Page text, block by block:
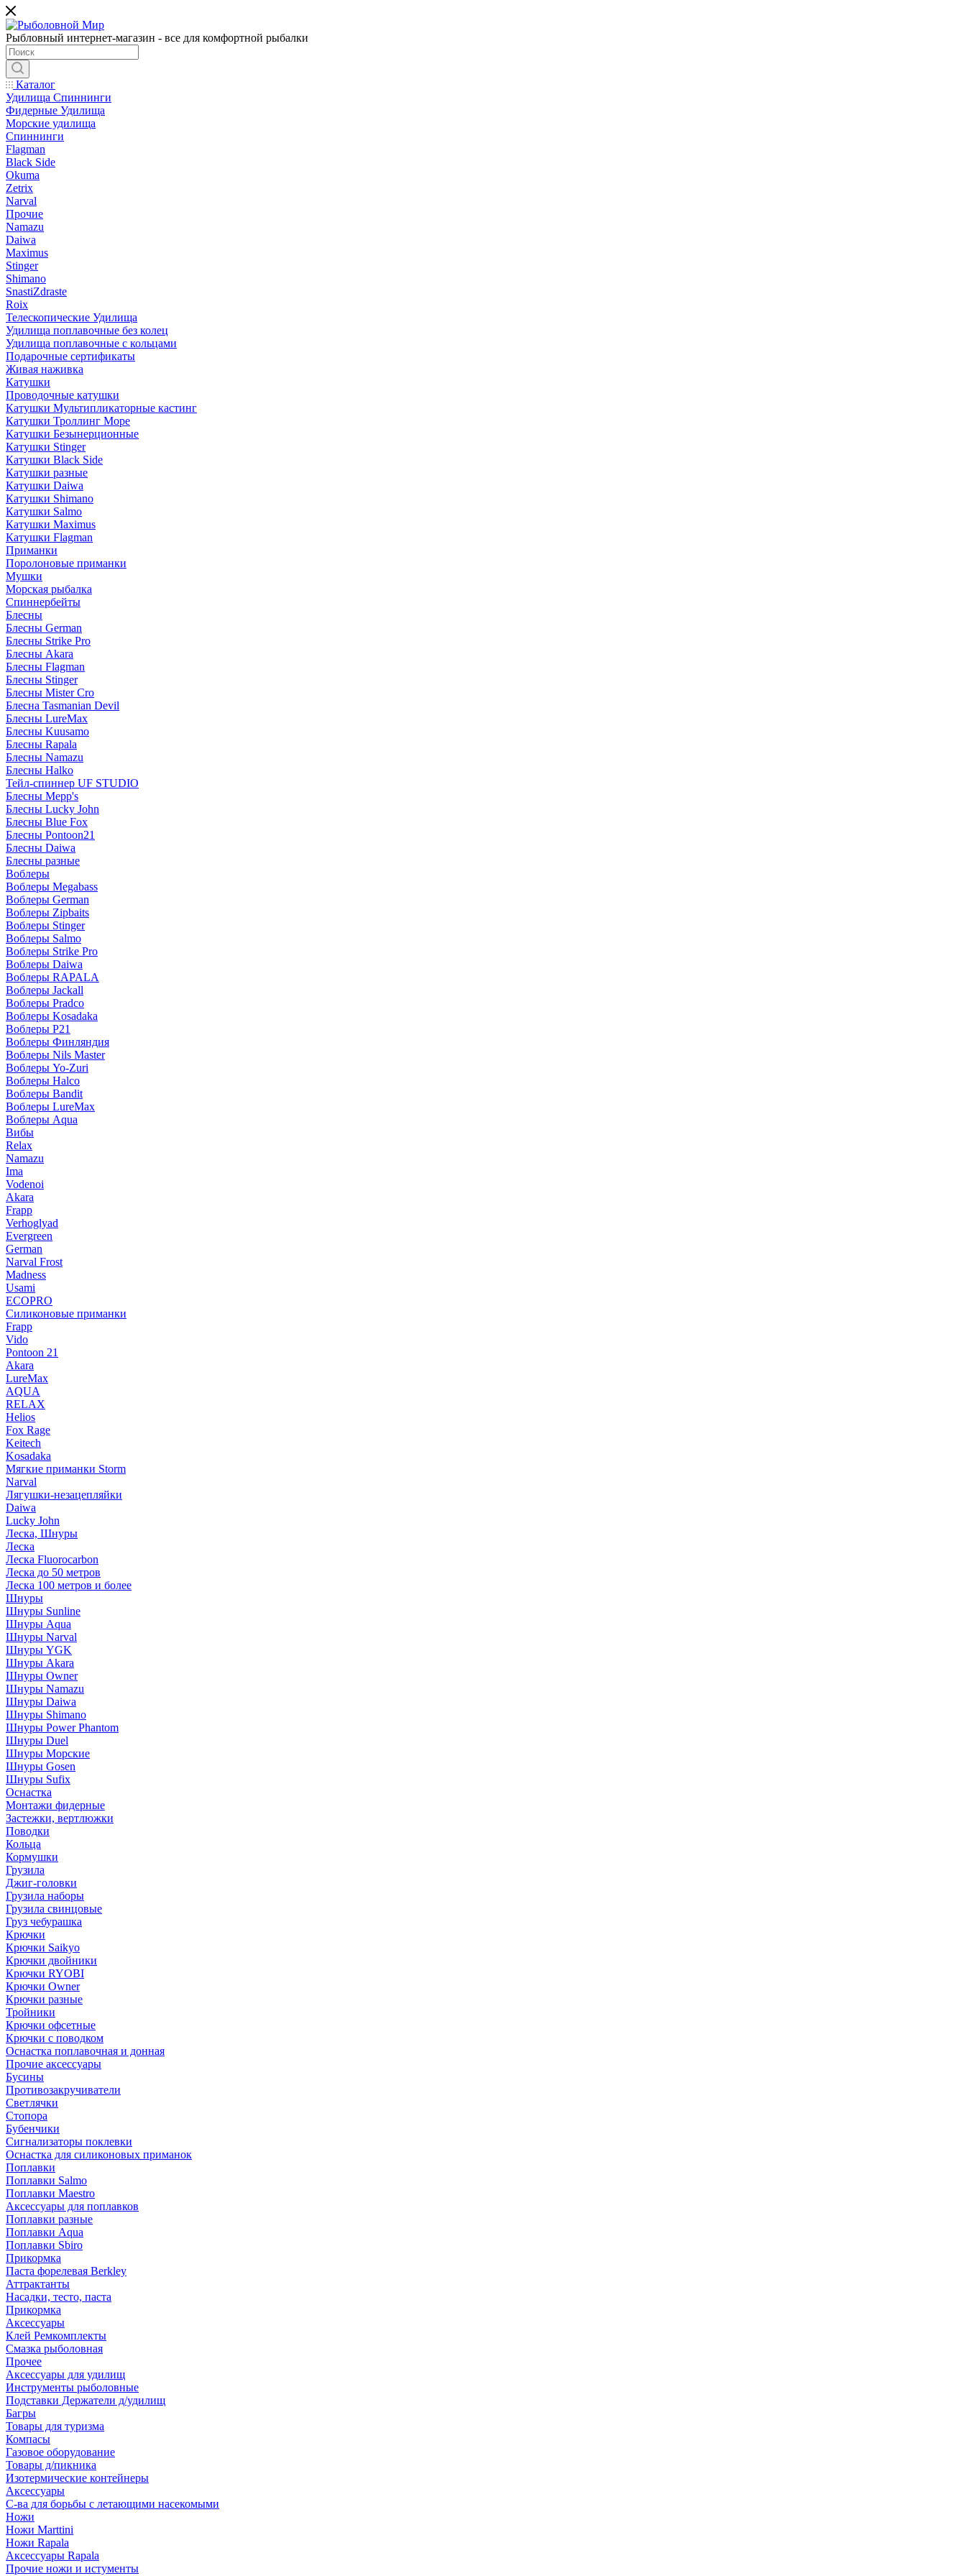
Рыбловный интернет-магазин - все для комфортной рыбалки
Каталог
Удилища Спиннинги
Фидерные Удилища
Морские удилища
Спиннинги
Flagman
Black Side
Okuma
Zetrix
Narval
Прочие
Namazu
Daiwa
Maximus
Stinger
Shimano
SnastiZdraste
Roix
Телескопические Удилища
Удилища поплавочные без колец
Удилища поплавочные с кольцами
Подарочные сертификаты
Живая наживка
Катушки
Проводочные катушки
Катушки Мультипликаторные кастинг
Катушки Троллинг Море
Катушки Безынерционные
Катушки Stinger
Катушки Black Side
Катушки разные
Катушки Daiwa
Катушки Shimano
Катушки Salmo
Катушки Maximus
Катушки Flagman
Приманки
Поролоновые приманки
Мушки
Морская рыбалка
Спиннербейты
Блесны
Блесны German
Блесны Strike Pro
Блесны Akara
Блесны Flagman
Блесны Stinger
Блесны Mister Cro
Блесна Tasmanian Devil
Блесны LureMax
Блесны Kuusamo
Блесны Rapala
Блесны Namazu
Блесны Halko
Тейл-спиннер UF STUDIO
Блесны Mepp's
Блесны Lucky John
Блесны Blue Fox
Блесны Pontoon21
Блесны Daiwa
Блесны разные
Воблеры
Воблеры Megabass
Воблеры German
Воблеры Zipbaits
Воблеры Stinger
Воблеры Salmo
Воблеры Strike Pro
Воблеры Daiwa
Воблеры RAPALA
Воблеры Jackall
Воблеры Pradco
Воблеры Kosadaka
Воблеры P21
Воблеры Финляндия
Воблеры Nils Master
Воблеры Yo-Zuri
Воблеры Halco
Воблеры Bandit
Воблеры LureMax
Воблеры Aqua
Вибы
Relax
Namazu
Ima
Vodenoi
Akara
Frapp
Verhoglyad
Evergreen
German
Narval Frost
Madness
Usami
ECOPRO
Силиконовые приманки
Frapp
Vido
Pontoon 21
Akara
LureMax
AQUA
RELAX
Helios
Fox Rage
Keitech
Kosadaka
Мягкие приманки Storm
Narval
Лягушки-незацепляйки
Daiwa
Lucky John
Леска, Шнуры
Леска
Леска Fluorocarbon
Леска до 50 метров
Леска 100 метров и более
Шнуры
Шнуры Sunline
Шнуры Aqua
Шнуры Narval
Шнуры YGK
Шнуры Akara
Шнуры Owner
Шнуры Namazu
Шнуры Daiwa
Шнуры Shimano
Шнуры Power Phantom
Шнуры Duel
Шнуры Морские
Шнуры Gosen
Шнуры Sufix
Оснастка
Монтажи фидерные
Застежки, вертлюжки
Поводки
Кольца
Кормушки
Грузила
Джиг-головки
Грузила наборы
Грузила свинцовые
Груз чебурашка
Крючки
Крючки Saikyo
Крючки двойники
Крючки RYOBI
Крючки Owner
Крючки разные
Тройники
Крючки офсетные
Крючки с поводком
Оснастка поплавочная и донная
Прочие аксессуары
Бусины
Противозакручиватели
Светлячки
Стопора
Бубенчики
Сигнализаторы поклевки
Оснастка для силиконовых приманок
Поплавки
Поплавки Salmo
Поплавки Maestro
Аксессуары для поплавков
Поплавки разные
Поплавки Aqua
Поплавки Sbiro
Прикормка
Паста форелевая Berkley
Аттрактанты
Насадки, тесто, паста
Прикормка
Аксессуары
Клей Ремкомплекты
Смазка рыболовная
Прочее
Аксессуары для удилищ
Инструменты рыболовные
Подставки Держатели д/удилищ
Багры
Товары для туризма
Компасы
Газовое оборудование
Товары д/пикника
Изотермические контейнеры
Аксессуары
С-ва для борьбы с летающими насекомыми
Ножи
Ножи Marttini
Ножи Rapala
Аксессуары Rapala
Прочие ножи и истументы